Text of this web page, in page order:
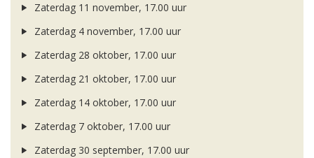
Zaterdag 11 november, 17.00 uur
Zaterdag 4 november, 17.00 uur
Zaterdag 28 oktober, 17.00 uur
Zaterdag 21 oktober, 17.00 uur
Zaterdag 14 oktober, 17.00 uur
Zaterdag 7 oktober, 17.00 uur
Zaterdag 30 september, 17.00 uur